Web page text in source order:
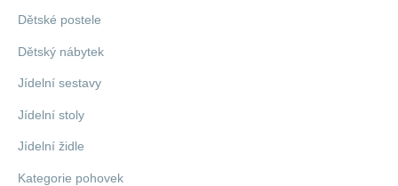
Dětské postele
Dětský nábytek
Jídelní sestavy
Jídelní stoly
Jídelní židle
Kategorie pohovek